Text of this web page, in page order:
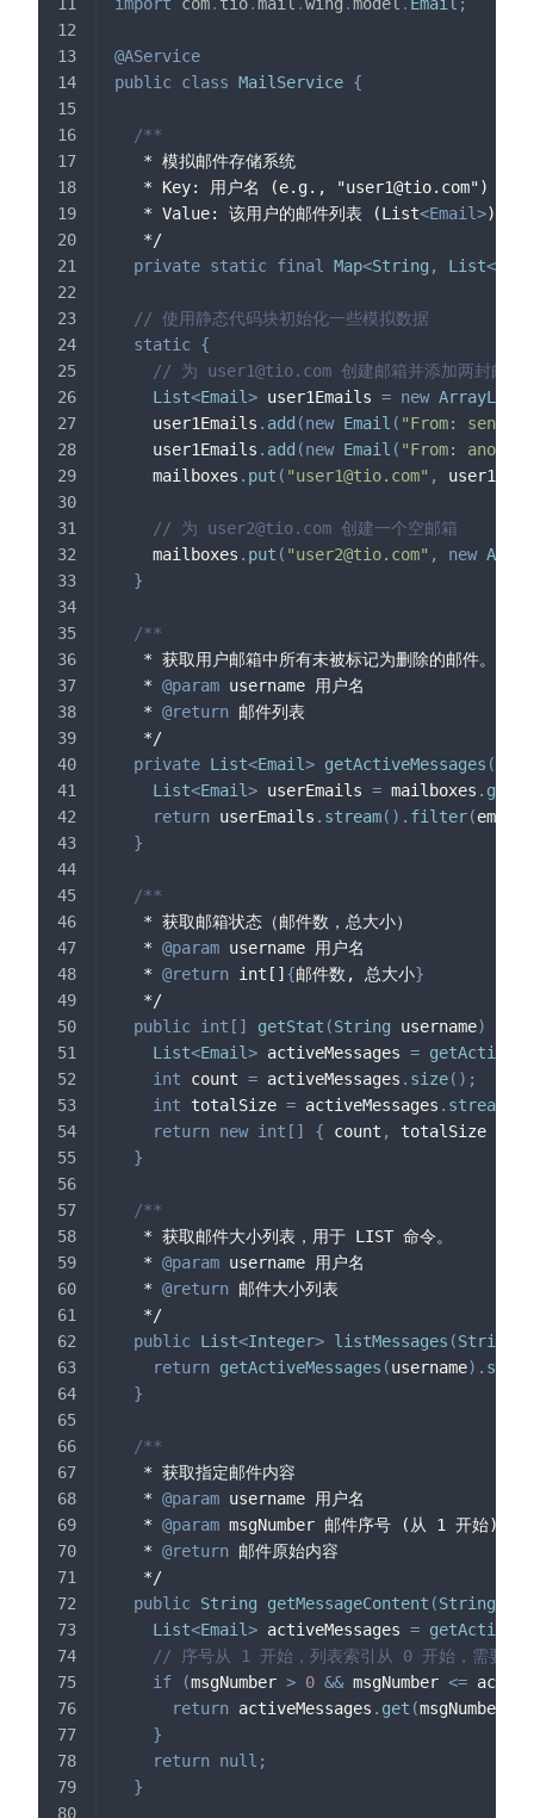
@AService
public class MailService {
/**
   * 模拟邮件存储系统
   * Key: 用户名 (e.g., "
user1@tio.com")
   * Value: 该用户的邮件列表 (List
<Email>)
   */
private static final Map<String , List<
// 使用静态代码块初始化一些模拟数据
static {
// 为 user1@tio.com 创建邮箱并添加两封邮件
List<Email> user1Emails = new ArrayList
    user1Emails
. add (new Email ( "From:
    user1Emails
. add (new Email ( "From:
    mailboxes
. put ( "user1@tio.com" ,
// 为 user2@tio.com 创建一个空邮箱
    mailboxes
. put ( "user2@tio.com" , new
}
/**
   * 获取用户邮箱中所有未被标记为删除的邮件。
   *
@param username 用户名
   *
@return 邮件列表
   */
private List<Email> getActiveMessages (
List<Email> userEmails = mailboxes .
return userEmails . stream( ) . filter(email
}
/**
   * 获取邮箱状态（邮件数，总大小）
   *
@param username 用户名
   *
@return int[] {邮件数, 总大小}
   */
public int [ ] getStat (String username)
List<Email> activeMessages =
int count = activeMessages . size( ) ;
int totalSize = activeMessages . stream
return new int [ ] { count , totalSize
}
/**
   * 获取邮件大小列表，用于 LIST 命令。
   *
@param username 用户名
   *
@return 邮件大小列表
   */
public List<Integer> listMessages (String
return getActiveMessages (username) .
}
/**
   * 获取指定邮件内容
   *
@param username 用户名
   *
@param msgNumber 邮件序号 (从 1 开始)
   *
@return 邮件原始内容
   */
public String getMessageContent (String
List<Email> activeMessages =
// 序号从 1 开始，列表索引从 0 开始，需要转
if
(msgNumber > 0 && msgNumber <=
return activeMessages . get (msgNumber
}
return null ;
}